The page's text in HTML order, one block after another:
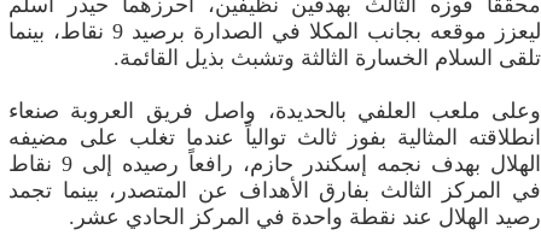
محققاً فوزه الثالث بهدفين نظيفين، أحرزهما حيدر أسلم
ليعزز موقعه بجانب المكلا في الصدارة برصيد 9 نقاط، بينما
تلقى السلام الخسارة الثالثة وتشبث بذيل القائمة.
وعلى ملعب العلفي بالحديدة، واصل فريق العروبة صنعاء
انطلاقته المثالية بفوز ثالث توالياً عندما تغلب على مضيفه
الهلال بهدف نجمه إسكندر حازم، رافعاً رصيده إلى 9 نقاط
في المركز الثالث بفارق الأهداف عن المتصدر، بينما تجمد
رصيد الهلال عند نقطة واحدة في المركز الحادي عشر.